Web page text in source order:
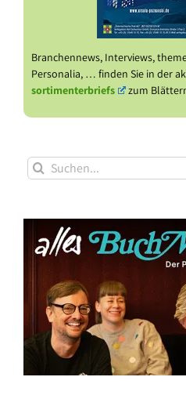
Branchennews, Interviews,
Personalia, … finden Sie in der
sortimenterbriefs
zum
Suche
nach: